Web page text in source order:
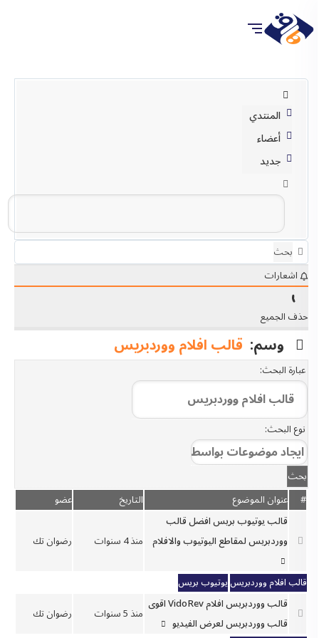
المنتدي
أعضاء
جديد
بحث
اشعارات
حذف الجميع
وسم: قالب افلام ووردبريس
عبارة البحث:
نوع البحث:
# عنوان الموضوع التاريخ
عضو
قالب يوتيوب بريس افضل قالب
ووردبريس لمقاطع اليوتيوب والافلام منذ 4 سنوات رضوان تك
قالب افلام ووردبريس يوتيوب بريس
قالب ووردبريس افلام VidoRev اقوى
قالب ووردبريس لعرض الفيديو
منذ 5 سنوات رضوان تك